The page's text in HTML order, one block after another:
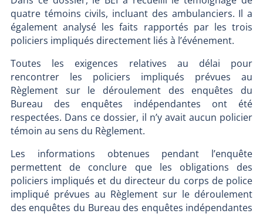
quatre témoins civils, incluant des ambulanciers. Il a
également analysé les faits rapportés par les trois
policiers impliqués directement liés à l’événement.
Toutes les exigences relatives au délai pour
rencontrer les policiers impliqués prévues au
Règlement sur le déroulement des enquêtes du
Bureau des enquêtes indépendantes ont été
respectées. Dans ce dossier, il n’y avait aucun policier
témoin au sens du Règlement.
Les informations obtenues pendant l’enquête
permettent de conclure que les obligations des
policiers impliqués et du directeur du corps de police
impliqué prévues au Règlement sur le déroulement
des enquêtes du Bureau des enquêtes indépendantes